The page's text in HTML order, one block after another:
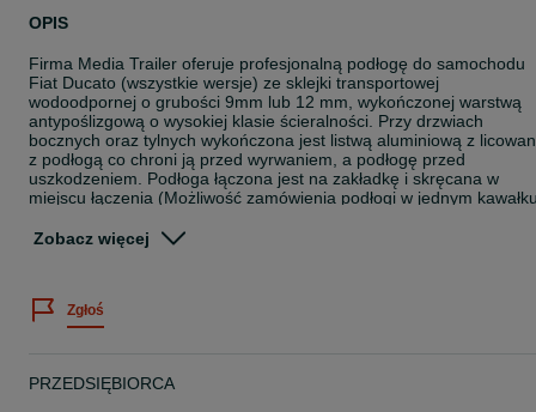
OPIS
Firma Media Trailer oferuje profesjonalną podłogę do samochodu
Fiat Ducato (wszystkie wersje) ze sklejki transportowej
wodoodpornej o grubości 9mm lub 12 mm, wykończonej warstwą
antypoślizgową o wysokiej klasie ścieralności. Przy drzwiach
bocznych oraz tylnych wykończona jest listwą aluminiową z
z podłogą co chroni ją przed wyrwaniem, a podłogę przed
uszkodzeniem. Podłoga łączona jest na zakładkę i skręcana w
miejscu łączenia (Możliwość zamówienia podłogi w jednym
dołączone
są niezbędne elementy montażowe, co sprawia, że można
jest montaż
Zobacz więcej
Zgłoś
PRZEDSIĘBIORCA